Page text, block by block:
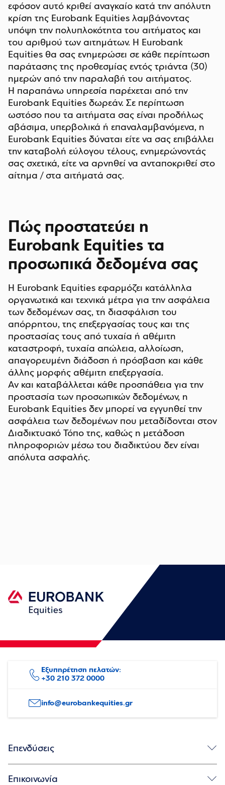
εφόσον αυτό κριθεί αναγκαίο κατά την απόλυτη
κρίση της Eurobank Equities λαμβάνοντας
υπόψη την πολυπλοκότητα του αιτήματος και
του αριθμού των αιτημάτων. Η Eurobank
Equities θα σας ενημερώσει σε κάθε περίπτωση
παράτασης της προθεσμίας εντός τριάντα (30)
ημερών από την παραλαβή του αιτήματος.
Η παραπάνω υπηρεσία παρέχεται από την
Eurobank Equities δωρεάν. Σε περίπτωση
ωστόσο που τα αιτήματα σας είναι προδήλως
αβάσιμα, υπερβολικά ή επαναλαμβανόμενα, η
Eurobank Equities δύναται είτε να σας επιβάλλει
την καταβολή εύλογου τέλους, ενημερώνοντάς
σας σχετικά, είτε να αρνηθεί να ανταποκριθεί στο
αίτημα / στα αιτήματά σας.
Πώς προστατεύει η
Eurobank Equities τα
προσωπικά δεδομένα σας
Η Eurobank Equities εφαρμόζει κατάλληλα
οργανωτικά και τεχνικά μέτρα για την ασφάλεια
των δεδομένων σας, τη διασφάλιση του
απόρρητου, της επεξεργασίας τους και της
προστασίας τους από τυχαία ή αθέμιτη
καταστροφή, τυχαία απώλεια, αλλοίωση,
απαγορευμένη διάδοση ή πρόσβαση και κάθε
άλλης μορφής αθέμιτη επεξεργασία.
Αν και καταβάλλεται κάθε προσπάθεια για την
προστασία των προσωπικών δεδομένων, η
Eurobank Equities δεν μπορεί να εγγυηθεί την
ασφάλεια των δεδομένων που μεταδίδονται στον
Διαδικτυακό Τόπο της, καθώς η μετάδοση
πληροφοριών μέσω του διαδικτύου δεν είναι
απόλυτα ασφαλής.
Εξυπηρέτηση πελατών:
+30 210 372 0000
info@eurobankequities.gr
Επενδύσεις
Επικοινωνία